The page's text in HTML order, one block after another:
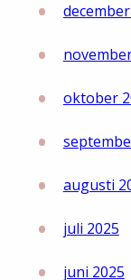
oktober
augusti
juli 2025
juni 2025